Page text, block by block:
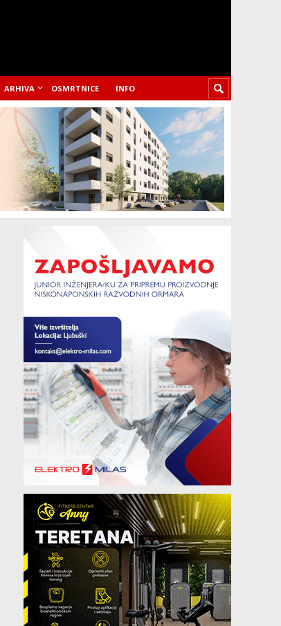
ARHIVA OSMRTNICE INFO